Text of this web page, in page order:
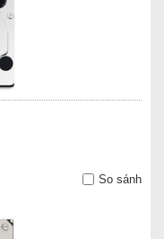
So sánh